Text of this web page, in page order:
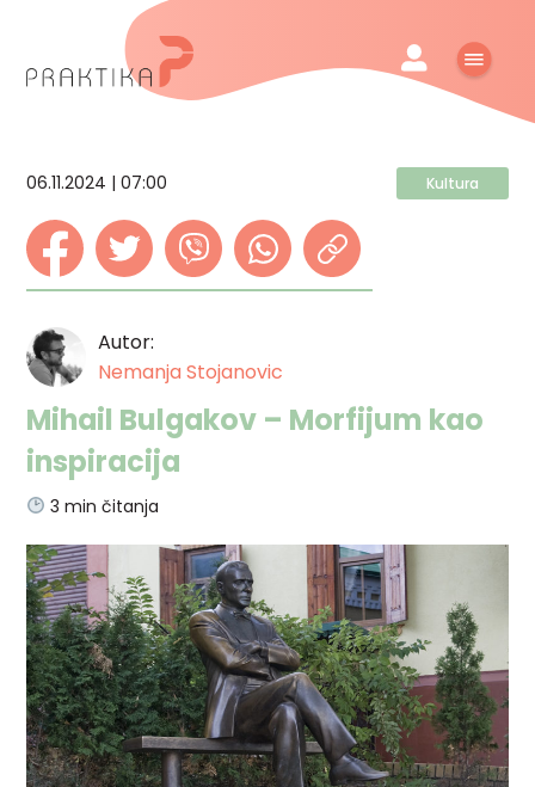
06.11.2024 | 07:00 Kultura
Autor:
Nemanja Stojanovic
Mihail Bulgakov – Morfijum kao
inspiracija
3 min čitanja